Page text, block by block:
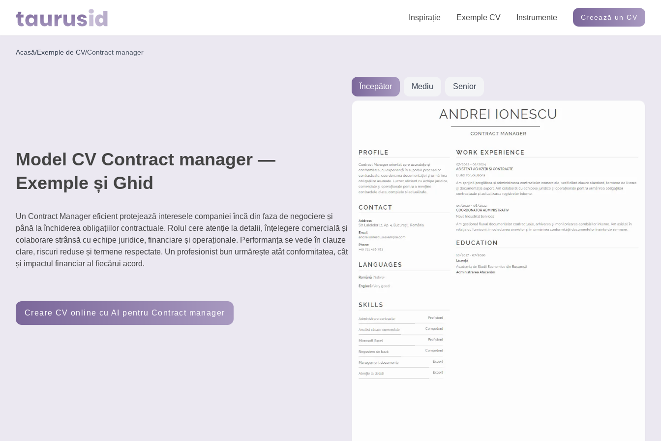
Inspirație Exemple CV Instrumente Creează un CV
Home
CV
Instrumente
Gratuite
Creează
un CV
Acasă/Exemple de CV/Contract manager
Model CV Contract manager —
Exemple și Ghid
Un Contract Manager eficient protejează interesele companiei încă din faza de negociere și
până la închiderea obligațiilor contractuale. Rolul cere atenție la detalii, înțelegere comercială și
colaborare strânsă cu echipe juridice, financiare și operaționale. Performanța se vede în clauze
clare, riscuri reduse și termene respectate. Un profesionist bun urmărește atât conformitatea, cât
și impactul financiar al fiecărui acord.
Creare CV online cu AI pentru Contract manager
Începător Mediu Senior